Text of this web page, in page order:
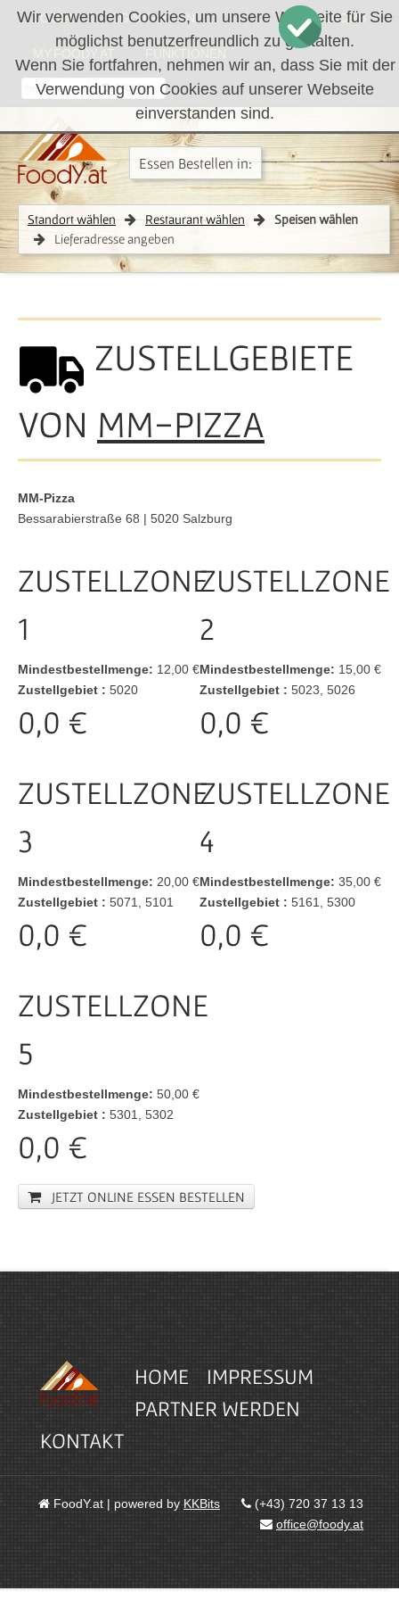
Wir verwenden Cookies, um unsere Webseite für Sie
möglichst benutzerfreundlich zu gestalten.
Wenn Sie fortfahren, nehmen wir an, dass Sie mit der
Verwendung von Cookies auf unserer Webseite
einverstanden sind.
LOGIN REGISTRIEREN WARENKORB
MY.FOODY.AT FUNKTIONEN
RÜCKRUF
Standort wählen Restaurant wählen
Speisen wählen
Lieferadresse angeben
Essen Bestellen in:
ZUSTELLGEBIETE
VON MM-PIZZA
MM-Pizza
Bessarabierstraße 68 | 5020 Salzburg
ZUSTELLZONE
1
Mindestbestellmenge: 12,00 €
Zustellgebiet : 5020
0,0 €
ZUSTELLZONE
2
Mindestbestellmenge: 15,00 €
Zustellgebiet : 5023, 5026
0,0 €
ZUSTELLZONE
3
Mindestbestellmenge: 20,00 €
Zustellgebiet : 5071, 5101
0,0 €
ZUSTELLZONE
4
Mindestbestellmenge: 35,00 €
Zustellgebiet : 5161, 5300
0,0 €
ZUSTELLZONE
5
Mindestbestellmenge: 50,00 €
Zustellgebiet : 5301, 5302
0,0 €
JETZT ONLINE ESSEN BESTELLEN
HOME
IMPRESSUM
PARTNER WERDEN
KONTAKT
FoodY.at | powered by KKBits
(+43) 720 37 13 13
office@foody.at